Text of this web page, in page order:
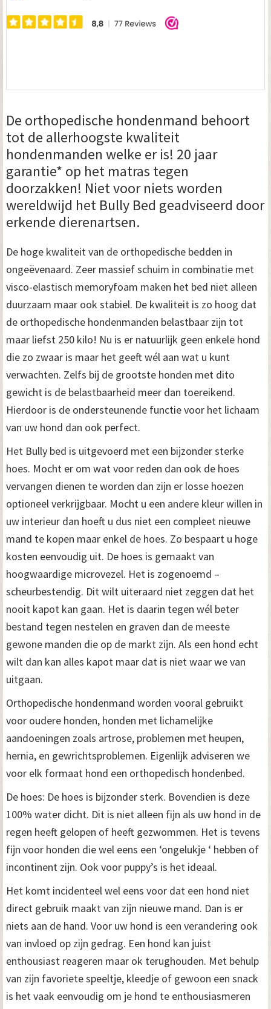
De orthopedische hondenmand behoort
tot de allerhoogste kwaliteit
hondenmanden welke er is! 20 jaar
garantie* op het matras tegen
doorzakken! Niet voor niets worden
wereldwijd het Bully Bed geadviseerd door
erkende dierenartsen.
De hoge kwaliteit van de orthopedische bedden in
ongeëvenaard. Zeer massief schuim in combinatie met
visco-elastisch memoryfoam maken het bed niet alleen
duurzaam maar ook stabiel. De kwaliteit is zo hoog dat
de orthopedische hondenmanden belastbaar zijn tot
maar liefst 250 kilo! Nu is er natuurlijk geen enkele hond
die zo zwaar is maar het geeft wél aan wat u kunt
verwachten. Zelfs bij de grootste honden met dito
gewicht is de belastbaarheid meer dan toereikend.
Hierdoor is de ondersteunende functie voor het lichaam
van uw hond dan ook perfect.
Het Bully bed is uitgevoerd met een bijzonder sterke
hoes. Mocht er om wat voor reden dan ook de hoes
vervangen dienen te worden dan zijn er losse hoezen
optioneel verkrijgbaar. Mocht u een andere kleur willen in
uw interieur dan hoeft u dus niet een compleet nieuwe
mand te kopen maar enkel de hoes. Zo bespaart u hoge
kosten eenvoudig uit. De hoes is gemaakt van
hoogwaardige microvezel. Het is zogenoemd –
scheurbestendig. Dit wilt uiteraard niet zeggen dat het
nooit kapot kan gaan. Het is daarin tegen wél beter
bestand tegen nestelen en graven dan de meeste
gewone manden die op de markt zijn. Als een hond echt
wilt dan kan alles kapot maar dat is niet waar we van
uitgaan.
Orthopedische hondenmand worden vooral gebruikt
voor oudere honden, honden met lichamelijke
aandoeningen zoals artrose, problemen met heupen,
hernia, en gewrichtsproblemen. Eigenlijk adviseren we
voor elk formaat hond een orthopedisch hondenbed.
De hoes: De hoes is bijzonder sterk. Bovendien is deze
100% water dicht. Dit is niet alleen fijn als uw hond in de
regen heeft gelopen of heeft gezwommen. Het is tevens
fijn voor honden die wel eens een ‘ongelukje ‘ hebben of
incontinent zijn. Ook voor puppy’s is het ideaal.
Het komt incidenteel wel eens voor dat een hond niet
direct gebruik maakt van zijn nieuwe mand. Dan is er
niets aan de hand. Voor uw hond is een verandering ook
van invloed op zijn gedrag. Een hond kan juist
enthousiast reageren maar ok terughouden. Met behulp
van zijn favoriete speeltje, kleedje of gewoon een snack
is het vaak eenvoudig om je hond te enthousiasmeren